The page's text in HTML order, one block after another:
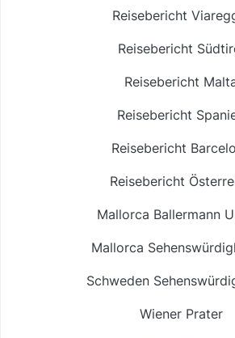
Reisebericht
Reisebericht
Reisebericht
Reisebericht
Reisebericht
Reisebericht
Mallorca Ballermann
Mallorca
Schweden
Wiener Prater